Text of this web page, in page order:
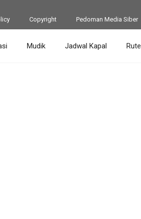
Copyright Pedoman Media Siber
Mudik Jadwal Kapal Rute